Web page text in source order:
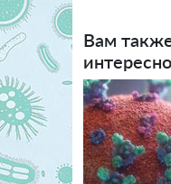
Вам
интересно